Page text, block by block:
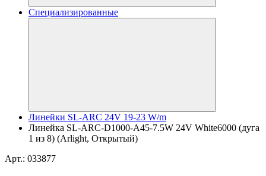
Специализированные
Линейки SL-ARC 24V 19-23 W/m
Линейка SL-ARC-D1000-A45-7.5W 24V White6000 (дуга
1 из 8) (Arlight, Открытый)
Арт.: 033877